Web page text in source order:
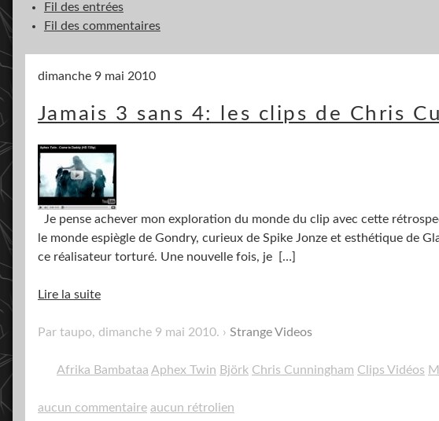
Fil des entrées
Fil des commentaires
dimanche 9 mai 2010
Jamais 3 sans 4: les clips de Chris
Je pense achever mon exploration du monde du clip avec cette
le monde espiègle de Gondry, curieux de Spike Jonze et esthétique de
ce réalisateur torturé. Une nouvelle fois, je
[…]
Lire la suite
Par taupo, dimanche 9 mai 2010. Strange Videos
Afrika Bambataa Aphex Twin Björk Chris Cunningham Clips Vidéos
aucun commentaire aucun rétrolien